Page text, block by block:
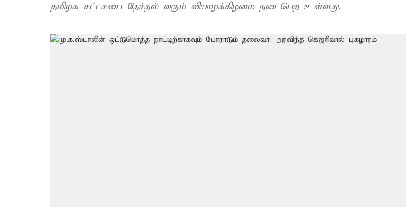
தமிழக சட்டசபை தேர்தல் வரும் வியாழக்கிழமை நடைபெற உள்ளது.